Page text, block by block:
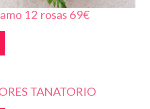
12 rosas 69€
TANATORIO